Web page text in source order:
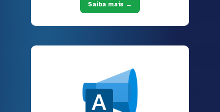
Saiba mais →